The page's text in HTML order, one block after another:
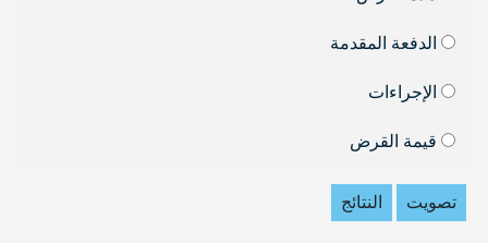
الدفعة المقدمة
الإجراءات
قيمة القرض
تصويت النتائج